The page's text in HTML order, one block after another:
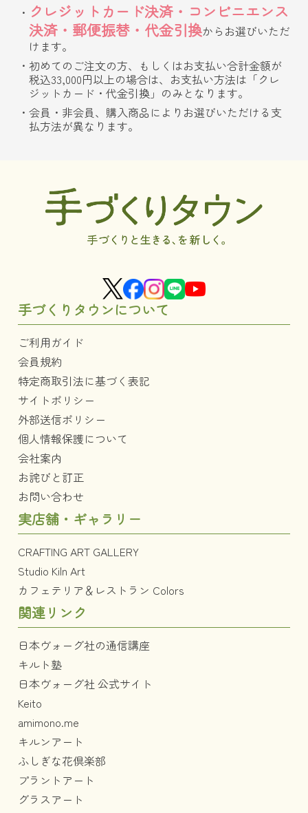
クレジットカード決済・コンビニエンス
決済・郵便振替・代金引換からお選びいただ
けます。
初めてのご注文の方、もしくはお支払い合計金額が
税込33,000円以上の場合は、お支払い方法は「クレ
ジットカード・代金引換」のみとなります。
会員・非会員、購入商品によりお選びいただける支
払方法が異なります。
手づくりタウンについて
ご利用ガイド
会員規約
特定商取引法に基づく表記
サイトポリシー
外部送信ポリシー
個人情報保護について
会社案内
お詫びと訂正
お問い合わせ
実店舗・ギャラリー
CRAFTING ART GALLERY
Studio Kiln Art
カフェテリア＆レストラン Colors
関連リンク
日本ヴォーグ社の通信講座
キルト塾
日本ヴォーグ社 公式サイト
Keito
amimono.me
キルンアート
ふしぎな花倶楽部
プラントアート
グラスアート